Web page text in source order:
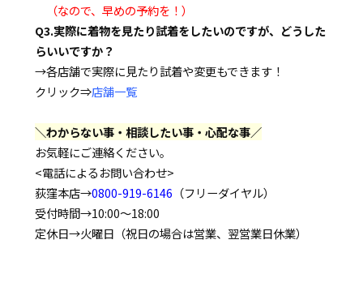
（なので、早めの予約を！）
Q3.実際に着物を見たり試着をしたいのですが、どうした
らいいですか？
→各店舗で実際に見たり試着や変更もできます！
クリック⇒店舗一覧
＼わからない事・相談したい事・心配な事／
お気軽にご連絡ください。
<電話によるお問い合わせ>
荻窪本店→0800-919-6146 （フリーダイヤル）
受付時間→10:00～18:00
定休日→火曜日（祝日の場合は営業、翌営業日休業）